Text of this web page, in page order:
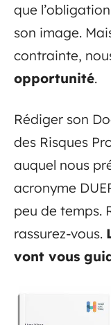
que
son image.
contrainte,
opportunité.
Rédiger son
des Risques
auquel nous
acronyme
peu de temps.
rassurez-vous.
vont vous